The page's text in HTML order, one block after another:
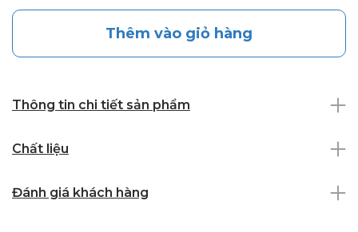
Thêm vào giỏ hàng
Thông tin chi tiết sản phẩm
Chất liệu
Đánh giá khách hàng